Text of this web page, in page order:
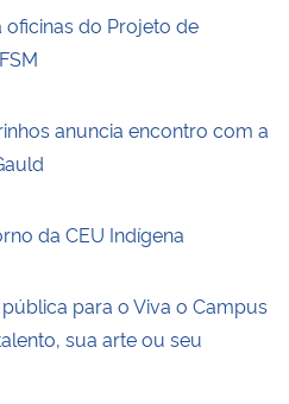
do Projeto de
anuncia encontro com a
da CEU Indígena
para o Viva o Campus
sua arte ou seu